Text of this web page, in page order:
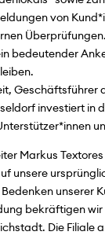
von
bedeutender
Geschäftsführer
investiert in
Markus
unsere
unserer
bekräftigen
Die Filiale